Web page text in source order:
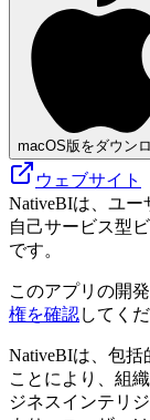
macOS版をダウン
ウェブサイト
NativeBIは、ユ
自己サービス型
です。
このアプリの開
権を確認してくだ
NativeBIは、包
ことにより、組
ジネスインテリ